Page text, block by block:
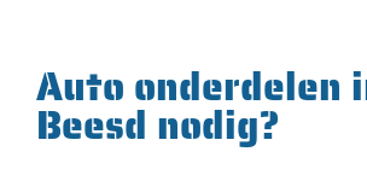
Auto onderdelen
Beesd nodig?